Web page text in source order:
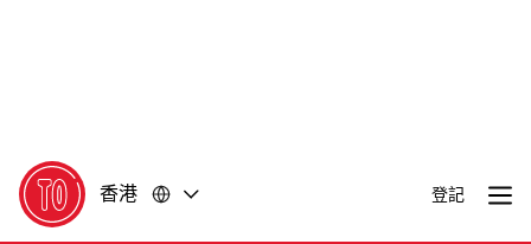
香港 登記